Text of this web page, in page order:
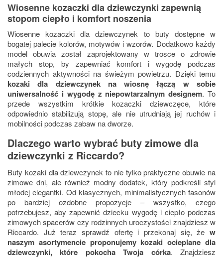
Wiosenne kozaczki dla dziewczynki zapewnią
stopom ciepło i komfort noszenia
Wiosenne kozaczki dla dziewczynek to buty dostępne w
bogatej palecie kolorów, motywów i wzorów. Dodatkowo każdy
model obuwia został zaprojektowany w trosce o zdrowie
małych stop, by zapewniać komfort i wygodę podczas
codziennych aktywności na świeżym powietrzu. Dzięki temu
kozaki dla dziewczynek na wiosnę łączą w sobie
uniwersalność i wygodę z niepowtarzalnym designem. To
przede wszystkim krótkie kozaczki dziewczęce, które
odpowiednio stabilizują stopę, ale nie utrudniają jej ruchów i
mobilności podczas zabaw na dworze.
Dlaczego warto wybrać buty zimowe dla
dziewczynki z Riccardo?
Buty kozaki dla dziewczynek to nie tylko praktyczne obuwie na
zimowe dni, ale również modny dodatek, który podkreśli styl
młodej elegantki. Od klasycznych, minimalistycznych fasonów
po bardziej ozdobne propozycje – wszystko, czego
potrzebujesz, aby zapewnić dziecku wygodę i ciepło podczas
zimowych spacerów czy rodzinnych uroczystości znajdziesz w
Riccardo. Już teraz sprawdź ofertę i przekonaj się, że w
naszym asortymencie proponujemy kozaki ocieplane dla
dziewczynki, które pokocha Twoja córka. Znajdziesz